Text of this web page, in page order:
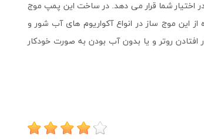
در اختیار شما قرار می دهد. در ساخت این پمپ موج
این موج ساز در انواع آکواریوم های آب شور و
روتر و یا بدون آب بودن به صورت خودکار